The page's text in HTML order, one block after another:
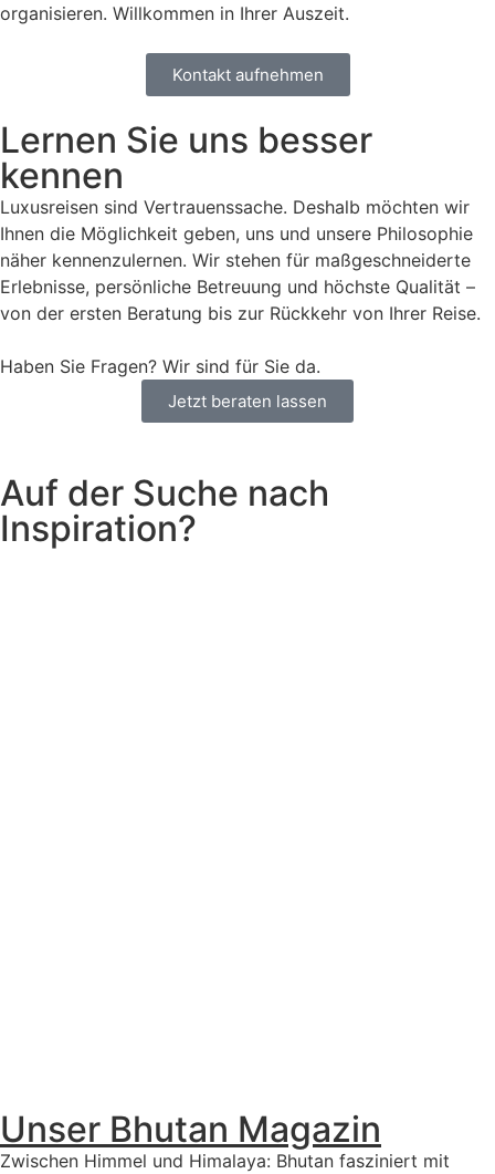
organisieren. Willkommen in Ihrer Auszeit.
Kontakt aufnehmen
Lernen Sie uns besser
kennen
Luxusreisen sind Vertrauenssache. Deshalb möchten wir
Ihnen die Möglichkeit geben, uns und unsere Philosophie
näher kennenzulernen. Wir stehen für maßgeschneiderte
Erlebnisse, persönliche Betreuung und höchste Qualität –
von der ersten Beratung bis zur Rückkehr von Ihrer Reise.
Haben Sie Fragen? Wir sind für Sie da.
Jetzt beraten lassen
Auf der Suche nach
Inspiration?
Unser Bhutan Magazin
Zwischen Himmel und Himalaya: Bhutan fasziniert mit